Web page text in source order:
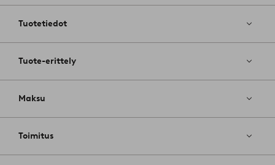
Tuotetiedot
Tuote-erittely
Maksu
Toimitus